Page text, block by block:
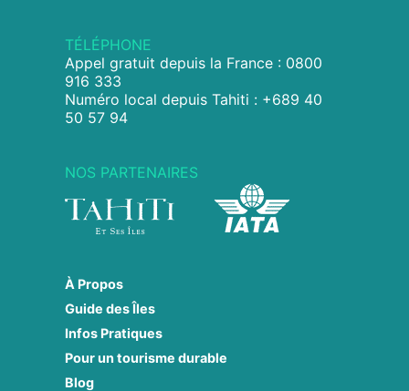
TÉLÉPHONE
Appel gratuit depuis la France : 0800
916 333
Numéro local depuis Tahiti : +689 40
50 57 94
NOS PARTENAIRES
À Propos
Guide des Îles
Infos Pratiques
Pour un tourisme durable
Blog